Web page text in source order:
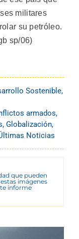
militares
su petróleo.
sp/06)
Sostenible,
armados,
, Globalización,
Noticias
que pueden
imágenes
informe